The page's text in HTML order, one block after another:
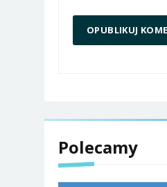
Polecamy